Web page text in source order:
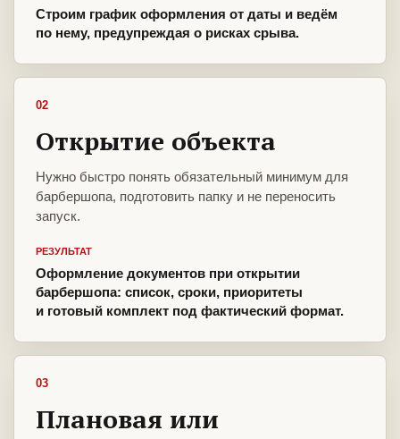
Строим график оформления от даты и ведём
по нему, предупреждая о рисках срыва.
02
Открытие объекта
Нужно быстро понять обязательный минимум для
барбершопа, подготовить папку и не переносить
запуск.
РЕЗУЛЬТАТ
Оформление документов при открытии
барбершопа: список, сроки, приоритеты
и готовый комплект под фактический формат.
03
Плановая или